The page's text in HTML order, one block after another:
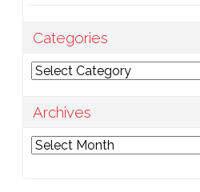
Categories
Categories
Archives
Archives